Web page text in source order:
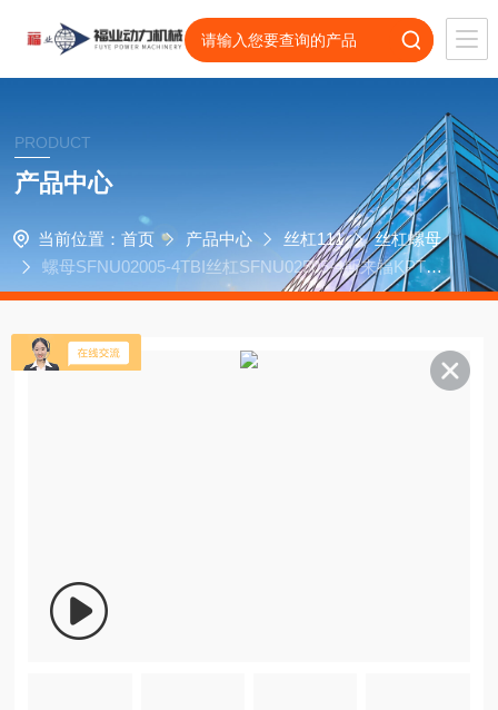
PRODUCT
产品中心
当前位置： 首页 产品中心 丝杠111
丝杠螺母
螺母SFNU02005-4TBI丝杠SFNU02505-4斯来福KPT数
控磨床轴承